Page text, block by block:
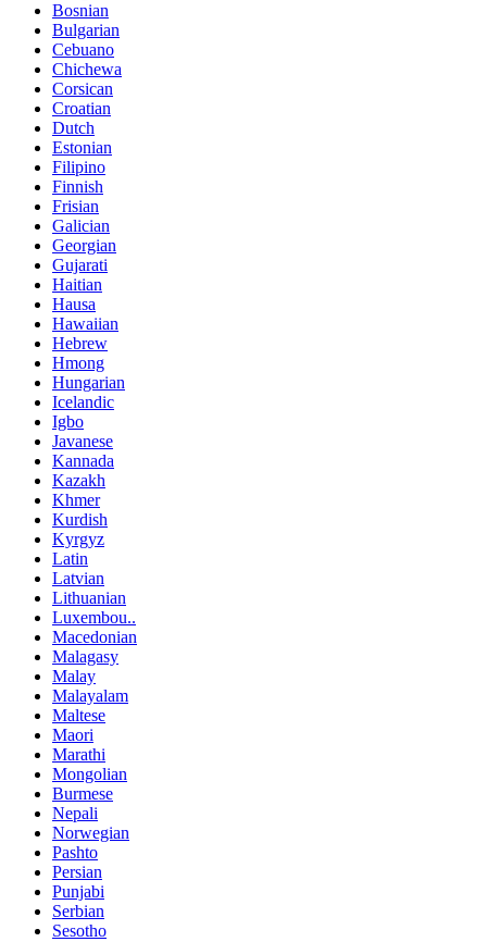
Bosnian
Bulgarian
Cebuano
Chichewa
Corsican
Croatian
Dutch
Estonian
Filipino
Finnish
Frisian
Galician
Georgian
Gujarati
Haitian
Hausa
Hawaiian
Hebrew
Hmong
Hungarian
Icelandic
Igbo
Javanese
Kannada
Kazakh
Khmer
Kurdish
Kyrgyz
Latin
Latvian
Lithuanian
Luxembou..
Macedonian
Malagasy
Malay
Malayalam
Maltese
Maori
Marathi
Mongolian
Burmese
Nepali
Norwegian
Pashto
Persian
Punjabi
Serbian
Sesotho